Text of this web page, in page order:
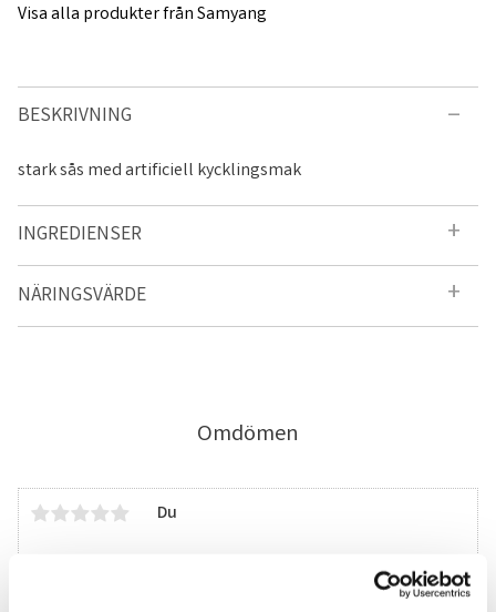
Visa alla produkter från Samyang
BESKRIVNING
stark sås med artificiell kycklingsmak
INGREDIENSER
NÄRINGSVÄRDE
Omdömen
Du